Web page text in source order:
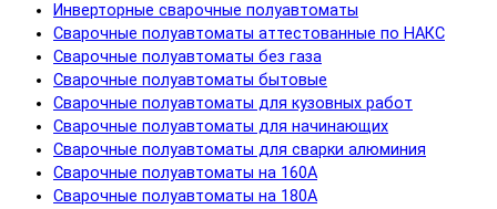
Инверторные сварочные полуавтоматы
Сварочные полуавтоматы аттестованные по НАКС
Сварочные полуавтоматы без газа
Сварочные полуавтоматы бытовые
Сварочные полуавтоматы для кузовных работ
Сварочные полуавтоматы для начинающих
Сварочные полуавтоматы для сварки алюминия
Сварочные полуавтоматы на 160А
Сварочные полуавтоматы на 180А